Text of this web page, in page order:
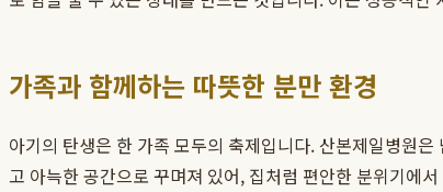
가족과 함께하는 따뜻한 분만 환경
아기의 탄생은 한 가족 모두의 축제입니다. 산본제일병원
고 아늑한 공간으로 꾸며져 있어, 집처럼 편안한 분위기에